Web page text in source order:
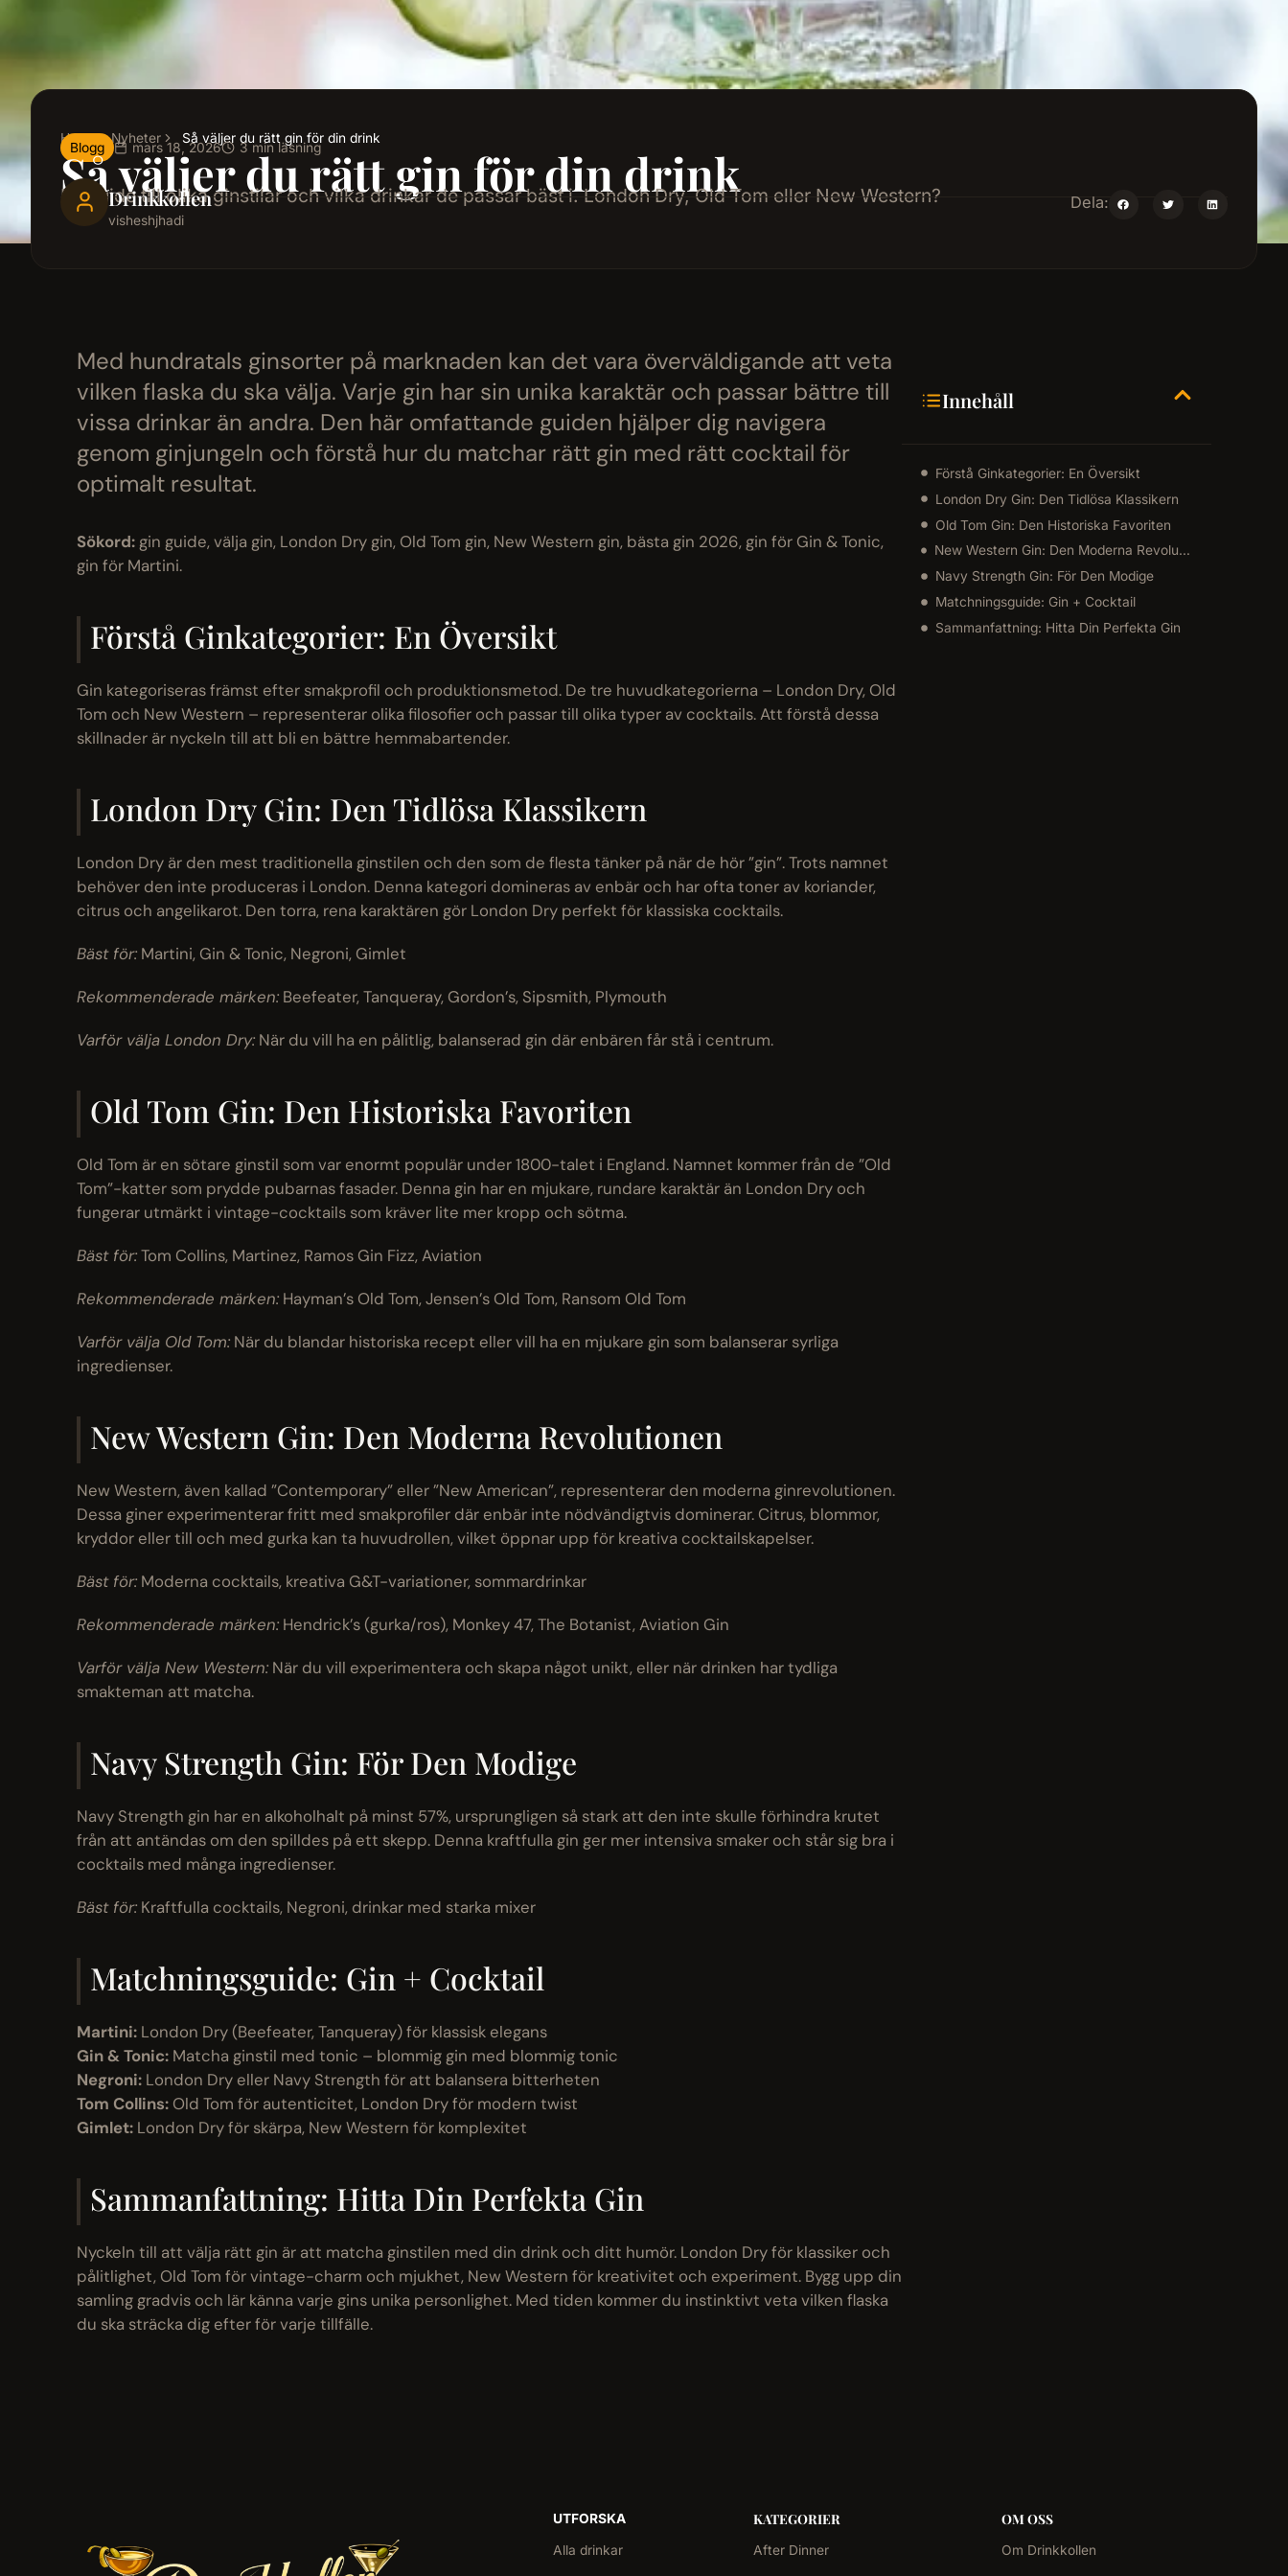
Hem Nyheter Så väljer du rätt gin för din drink
Blogg mars 18, 2026 3 min läsning
Så väljer du rätt gin för din drink
En guide till olika ginstilar och vilka drinkar de passar bäst i. London Dry, Old Tom eller New Western? Dela:
Drinkkollen
visheshjhadi
Innehåll
Förstå Ginkategorier: En Översikt
London Dry Gin: Den Tidlösa Klassikern
Old Tom Gin: Den Historiska Favoriten
New Western Gin: Den Moderna Revolutionen
Navy Strength Gin: För Den Modige
Matchningsguide: Gin + Cocktail
Sammanfattning: Hitta Din Perfekta Gin
Med hundratals ginsorter på marknaden kan det vara överväldigande att veta
vilken flaska du ska välja. Varje gin har sin unika karaktär och passar bättre till
vissa drinkar än andra. Den här omfattande guiden hjälper dig navigera
genom ginjungeln och förstå hur du matchar rätt gin med rätt cocktail för
optimalt resultat.
Sökord: gin guide, välja gin, London Dry gin, Old Tom gin, New Western gin, bästa gin 2026, gin för Gin & Tonic,
gin för Martini.
Förstå Ginkategorier: En Översikt
Gin kategoriseras främst efter smakprofil och produktionsmetod. De tre huvudkategorierna – London Dry, Old
Tom och New Western – representerar olika filosofier och passar till olika typer av cocktails. Att förstå dessa
skillnader är nyckeln till att bli en bättre hemmabartender.
London Dry Gin: Den Tidlösa Klassikern
London Dry är den mest traditionella ginstilen och den som de flesta tänker på när de hör ”gin”. Trots namnet
behöver den inte produceras i London. Denna kategori domineras av enbär och har ofta toner av koriander,
citrus och angelikarot. Den torra, rena karaktären gör London Dry perfekt för klassiska cocktails.
Bäst för: Martini, Gin & Tonic, Negroni, Gimlet
Rekommenderade märken: Beefeater, Tanqueray, Gordon’s, Sipsmith, Plymouth
Varför välja London Dry: När du vill ha en pålitlig, balanserad gin där enbären får stå i centrum.
Old Tom Gin: Den Historiska Favoriten
Old Tom är en sötare ginstil som var enormt populär under 1800-talet i England. Namnet kommer från de ”Old
Tom”-katter som prydde pubarnas fasader. Denna gin har en mjukare, rundare karaktär än London Dry och
fungerar utmärkt i vintage-cocktails som kräver lite mer kropp och sötma.
Bäst för:Tom Collins, Martinez, Ramos Gin Fizz, Aviation
Rekommenderade märken: Hayman’s Old Tom, Jensen’s Old Tom, Ransom Old Tom
Varför välja Old Tom: När du blandar historiska recept eller vill ha en mjukare gin som balanserar syrliga
ingredienser.
New Western Gin: Den Moderna Revolutionen
New Western, även kallad ”Contemporary” eller ”New American”, representerar den moderna ginrevolutionen.
Dessa giner experimenterar fritt med smakprofiler där enbär inte nödvändigtvis dominerar. Citrus, blommor,
kryddor eller till och med gurka kan ta huvudrollen, vilket öppnar upp för kreativa cocktailskapelser.
Bäst för: Moderna cocktails, kreativa G&T-variationer, sommardrinkar
Rekommenderade märken: Hendrick’s (gurka/ros), Monkey 47, The Botanist, Aviation Gin
Varför välja New Western: När du vill experimentera och skapa något unikt, eller när drinken har tydliga
smakteman att matcha.
Navy Strength Gin: För Den Modige
Navy Strength gin har en alkoholhalt på minst 57%, ursprungligen så stark att den inte skulle förhindra krutet
från att antändas om den spilldes på ett skepp. Denna kraftfulla gin ger mer intensiva smaker och står sig bra i
cocktails med många ingredienser.
Bäst för: Kraftfulla cocktails, Negroni, drinkar med starka mixer
Matchningsguide: Gin + Cocktail
Martini: London Dry (Beefeater, Tanqueray) för klassisk elegans
Gin & Tonic: Matcha ginstil med tonic – blommig gin med blommig tonic
Negroni: London Dry eller Navy Strength för att balansera bitterheten
Tom Collins: Old Tom för autenticitet, London Dry för modern twist
Gimlet: London Dry för skärpa, New Western för komplexitet
Sammanfattning: Hitta Din Perfekta Gin
Nyckeln till att välja rätt gin är att matcha ginstilen med din drink och ditt humör. London Dry för klassiker och
pålitlighet, Old Tom för vintage-charm och mjukhet, New Western för kreativitet och experiment. Bygg upp din
samling gradvis och lär känna varje gins unika personlighet. Med tiden kommer du instinktivt veta vilken flaska
du ska sträcka dig efter för varje tillfälle.
UTFORSKA
Alla drinkar
KATEGORIER
After Dinner
OM OSS
Om Drinkkollen